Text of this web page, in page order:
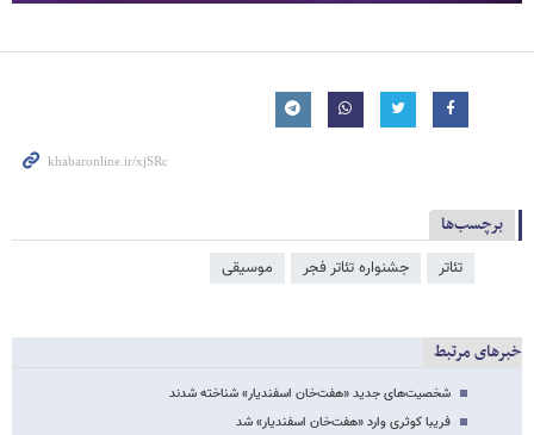
برچسب‌ها
تئاتر جشنواره تئاتر فجر موسیقی
خبرهای مرتبط
شخصیت‌های جدید «هفت‌خان اسفندیار» شناخته شدند
فریبا کوثری وارد «هفت‌خان اسفندیار» شد